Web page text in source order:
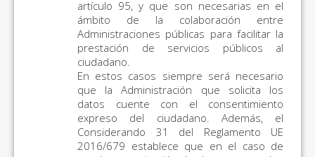
artículo 95, y que son necesarias en el
ámbito de la colaboración entre
Administraciones públicas para facilitar la
prestación de servicios públicos al
ciudadano.
En estos casos siempre será necesario
que la Administración que solicita los
datos cuente con el consentimiento
expreso del ciudadano. Además, el
Considerando 31 del Reglamento UE
2016/679 establece que en el caso de